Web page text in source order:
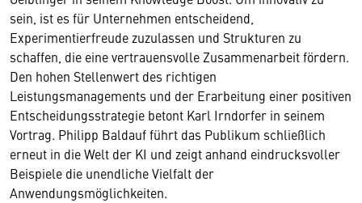
sein, ist es für Unternehmen entscheidend,
Experimentierfreude zuzulassen und Strukturen zu
schaffen, die eine vertrauensvolle Zusammenarbeit fördern.
Den hohen Stellenwert des richtigen
Leistungsmanagements und der Erarbeitung einer positiven
Entscheidungsstrategie betont Karl Irndorfer in seinem
Vortrag. Philipp Baldauf führt das Publikum schließlich
erneut in die Welt der KI und zeigt anhand eindrucksvoller
Beispiele die unendliche Vielfalt der
Anwendungsmöglichkeiten.